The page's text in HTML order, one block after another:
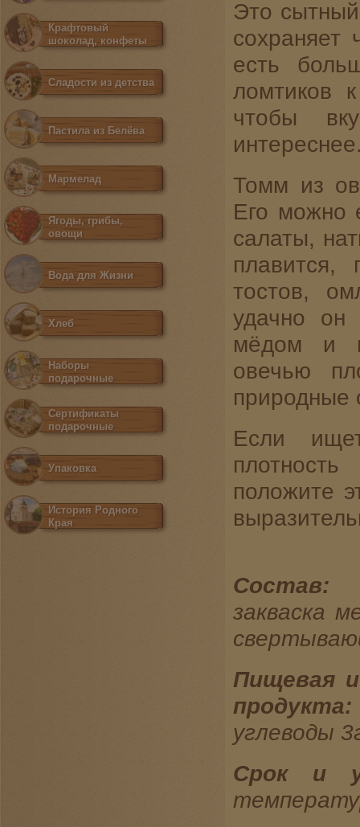
Это
сохраняет
есть
ломтиков
чтобы
Томм из
Его можно
салаты,
плавится,
тостов,
удачно он
мёдом и
овечью
природные
Если
положите
Состав:
закваска
Пищевая
продукта:
углеводы
Сроки
Крафтовый
шоколад, конфеты
Сладости из детства
Пастила из Белёва
Мармелад
Ягоды, грибы,
овощи
Вода для Жизни
Хлеб
Наборы
подарочные
Сертификаты
подарочные
Упаковка
История Родного
Края